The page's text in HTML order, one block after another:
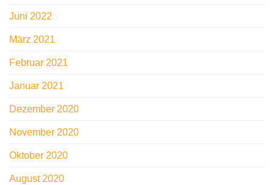
Juni 2022
März 2021
Februar 2021
Januar 2021
Dezember 2020
November 2020
Oktober 2020
August 2020